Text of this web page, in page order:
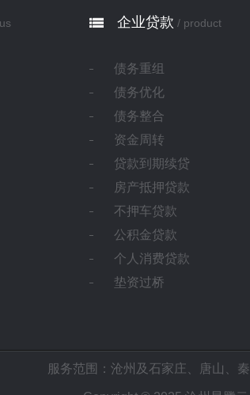
企业贷款 / product
债务重组
债务优化
债务整合
资金周转
贷款到期续贷
房产抵押贷款
不押车贷款
公积金贷款
个人消费贷款
垫资过桥
服务范围：沧州及石家庄 唐山